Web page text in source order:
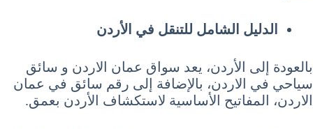
الدليل الشامل للتنقل في الأردن
بالعودة إلى الأردن، يعد سواق عمان الاردن و سائق
سياحي في الاردن، بالإضافة إلى رقم سائق في عمان
الاردن، المفاتيح الأساسية لاستكشاف الأردن بعمق.